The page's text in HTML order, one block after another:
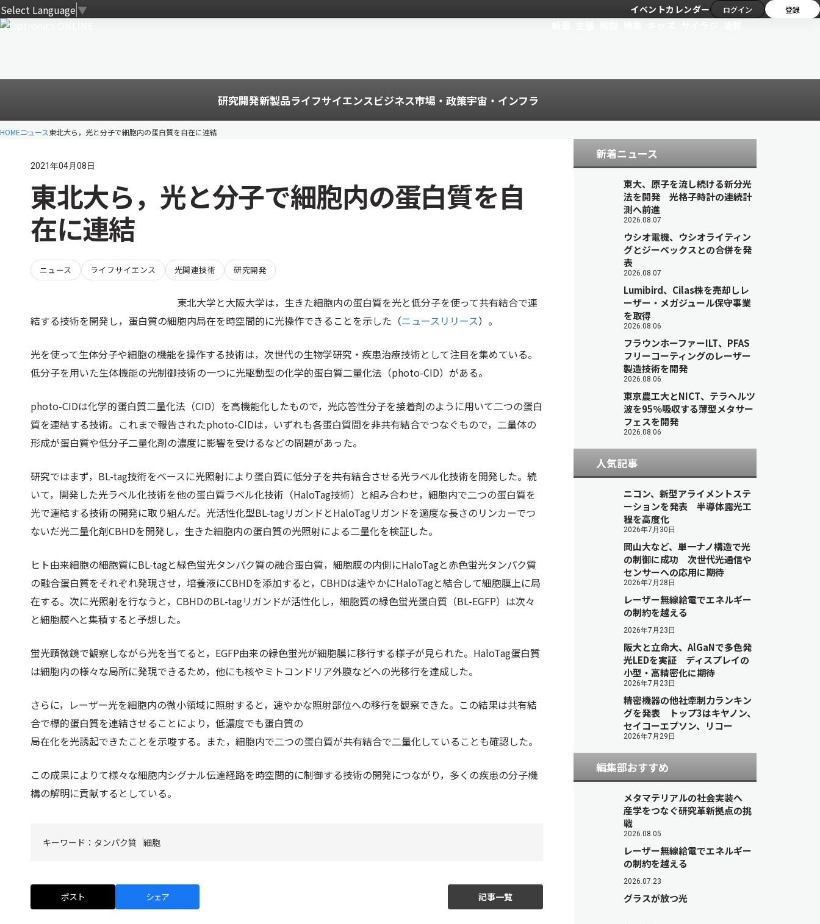
Select Language▼ イベントカレンダー ログイン 登録
研究開発新製品ライフサイエンスビジネス市場・政策宇宙・インフラ
HOMEニュース東北大ら，光と分子で細胞内の蛋白質を自在に連結
2021年04月08日
東北大ら，光と分子で細胞内の蛋白質を自
在に連結
ニュース ライフサイエンス 光関連技術 研究開発
東北大学と大阪大学は，生きた細胞内の蛋白質を光と低分子を使って共有結合で連
結する技術を開発し，蛋白質の細胞内局在を時空間的に光操作できることを示した（ニュースリリース）。
光を使って生体分子や細胞の機能を操作する技術は，次世代の生物学研究・疾患治療技術として注目を集めている。
低分子を用いた生体機能の光制御技術の一つに光駆動型の化学的蛋白質二量化法（photo-CID）がある。
photo-CIDは化学的蛋白質二量化法（CID）を高機能化したもので，光応答性分子を接着剤のように用いて二つの蛋白
質を連結する技術。これまで報告されたphoto-CIDは，いずれも各蛋白質間を非共有結合でつなぐもので，二量体の
形成が蛋白質や低分子二量化剤の濃度に影響を受けるなどの問題があった。
研究ではまず，BL-tag技術をベースに光照射により蛋白質に低分子を共有結合させる光ラベル化技術を開発した。続
いて，開発した光ラベル化技術を他の蛋白質ラベル化技術（HaloTag技術）と組み合わせ，細胞内で二つの蛋白質を
光で連結する技術の開発に取り組んだ。光活性化型BL-tagリガンドとHaloTagリガンドを適度な長さのリンカーでつ
ないだ光二量化剤CBHDを開発し，生きた細胞内の蛋白質の光照射による二量化を検証した。
ヒト由来細胞の細胞質にBL-tagと緑色蛍光タンパク質の融合蛋白質，細胞膜の内側にHaloTagと赤色蛍光タンパク質
の融合蛋白質をそれぞれ発現させ，培養液にCBHDを添加すると，CBHDは速やかにHaloTagと結合して細胞膜上に局
在する。次に光照射を行なうと，CBHDのBL-tagリガンドが活性化し，細胞質の緑色蛍光蛋白質（BL-EGFP）は次々
と細胞膜へと集積すると予想した。
蛍光顕微鏡で観察しながら光を当てると，EGFP由来の緑色蛍光が細胞膜に移行する様子が見られた。HaloTag蛋白質
は細胞内の様々な局所に発現できるため，他にも核やミトコンドリア外膜などへの光移行を達成した。
さらに，レーザー光を細胞内の微小領域に照射すると，速やかな照射部位への移行を観察できた。この結果は共有結
合で標的蛋白質を連結させることにより，低濃度でも蛋白質の
局在化を光誘起できたことを示唆する。また，細胞内で二つの蛋白質が共有結合で二量化していることも確認した。
この成果によりて様々な細胞内シグナル伝達経路を時空間的に制御する技術の開発につながり，多くの疾患の分子機
構の解明に貢献するとしている。
キーワード： タンパク質 細胞
ポスト シェア 記事一覧
新着ニュース
東大、原子を流し続ける新分光
法を開発 光格子時計の連続計
測へ前進
2026.08.07
ウシオ電機、ウシオライティン
グとジーベックスとの合併を発
表
2026.08.07
Lumibird、Cilas株を売却しレ
ーザー・メガジュール保守事業
を取得
2026.08.06
フラウンホーファーILT、PFAS
フリーコーティングのレーザー
製造技術を開発
2026.08.06
東京農工大とNICT、テラヘルツ
波を95％吸収する薄型メタサー
フェスを開発
2026.08.06
人気記事
ニコン、新型アライメントステ
ーションを発表 半導体露光工
程を高度化
2026年7月30日
岡山大など、単一ナノ構造で光
の制御に成功 次世代光通信や
センサーへの応用に期待
2026年7月28日
レーザー無線給電でエネルギー
の制約を越える
2026年7月23日
阪大と立命大、AlGaNで多色発
光LEDを実証 ディスプレイの
小型・高精密化に期待
2026年7月23日
精密機器の他社牽制力ランキン
グを発表 トップ3はキヤノン、
セイコーエプソン、リコー
2026年7月29日
編集部おすすめ
メタマテリアルの社会実装へ
産学をつなぐ研究革新拠点の挑
戦
2026.08.05
レーザー無線給電でエネルギー
の制約を越える
2026.07.23
グラスが放つ光